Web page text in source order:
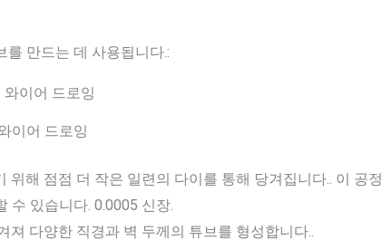
를 만드는 데 사용됩니다.:
이어 드로잉
위해 점점 더 작은 일련의 다이를 통해 당겨집니다.. 이 공정
수 있습니다. 0.0005 신장.
져 다양한 직경과 벽 두께의 튜브를 형성합니다..